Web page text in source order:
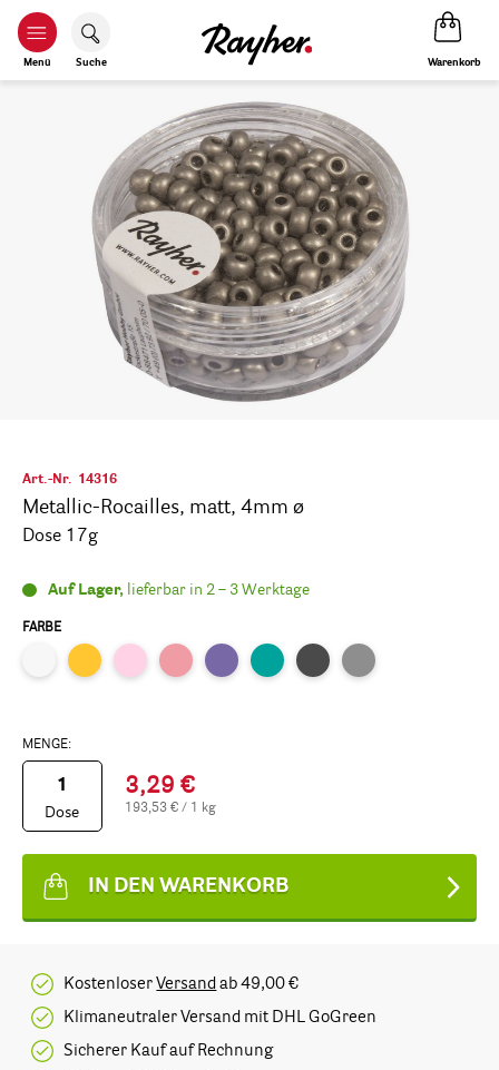
Menü Suche Warenkorb
Art.-Nr. 14316
Metallic-Rocailles, matt, 4mm ø
Dose 17g
Auf Lager, lieferbar in 2 – 3 Werktage
MENGE:
Dose
3,29 €
193,53 € / 1 kg
FARBE
IN DEN WARENKORB
KostenloserVersand ab 49,00 €
Klimaneutraler Versand mit DHL GoGreen
Sicherer Kauf auf Rechnung